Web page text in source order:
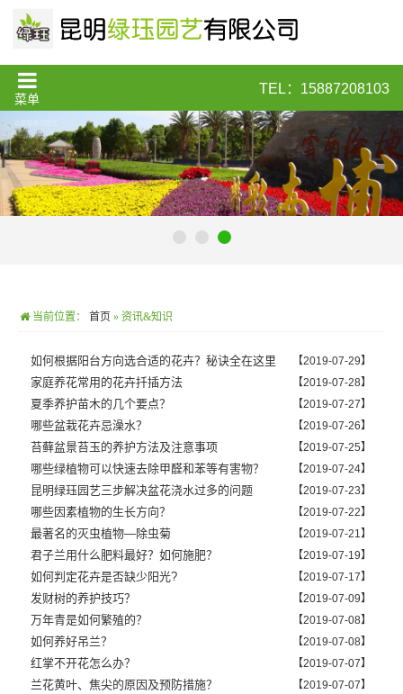
菜单
TEL：15887208103
当前位置：首页 »资讯&知识
【2019-07-29】
如何根据阳台方向选合适的花卉？秘诀全在这里
【2019-07-28】
家庭养花常用的花卉扦插方法
【2019-07-27】
夏季养护苗木的几个要点？
【2019-07-26】
哪些盆栽花卉忌澡水？
【2019-07-25】
苔藓盆景苔玉的养护方法及注意事项
【2019-07-24】
哪些绿植物可以快速去除甲醛和苯等有害物？
【2019-07-23】
昆明绿珏园艺三步解决盆花浇水过多的问题
【2019-07-22】
哪些因素植物的生长方向？
【2019-07-21】
最著名的灭虫植物—除虫菊
【2019-07-19】
君子兰用什么肥料最好？如何施肥？
【2019-07-17】
如何判定花卉是否缺少阳光?
【2019-07-09】
发财树的养护技巧？
【2019-07-08】
万年青是如何繁殖的？
【2019-07-08】
如何养好吊兰？
【2019-07-07】
红掌不开花怎么办？
【2019-07-07】
兰花黄叶、焦尖的原因及预防措施？